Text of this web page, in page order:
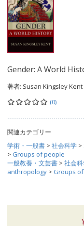
Gender: A World
著者: Susan Kingsley Kent
(0)
関連カテゴリー
学術・一般書 > 社会科学 >
> Groups of people
一般教養・文芸書 > 社会
anthropology > Groups